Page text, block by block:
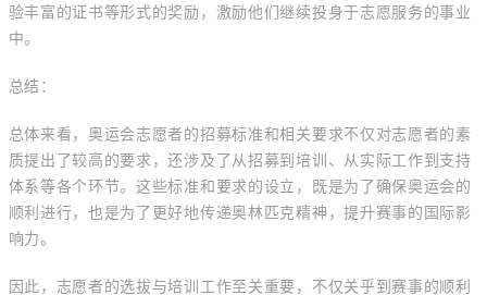
验丰富的证书等形式的奖励，激励他们继续投身于志愿服务的事业
中。
总结：
总体来看，奥运会志愿者的招募标准和相关要求不仅对志愿者的素
质提出了较高的要求，还涉及了从招募到培训、从实际工作到支持
体系等各个环节。这些标准和要求的设立，既是为了确保奥运会的
顺利进行，也是为了更好地传递奥林匹克精神，提升赛事的国际影
响力。
因此，志愿者的选拔与培训工作至关重要，不仅关乎到赛事的顺利